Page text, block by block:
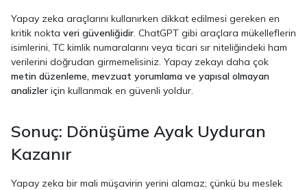
Yapay zeka araçlarını kullanırken dikkat edilmesi gereken en
kritik nokta veri güvenliğidir. ChatGPT gibi araçlara mükelleflerin
isimlerini, TC kimlik numaralarını veya ticari sır niteliğindeki ham
verilerini doğrudan girmemelisiniz. Yapay zekayı daha çok
metin düzenleme, mevzuat yorumlama ve yapısal olmayan
analizler için kullanmak en güvenli yoldur.
Sonuç: Dönüşüme Ayak Uyduran
Kazanır
Yapay zeka bir mali müşavirin yerini alamaz; çünkü bu meslek